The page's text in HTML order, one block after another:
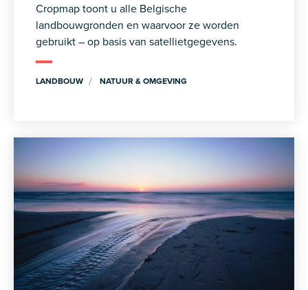
Cropmap toont u alle Belgische
landbouwgronden en waarvoor ze worden
gebruikt – op basis van satellietgegevens.
LANDBOUW NATUUR & OMGEVING